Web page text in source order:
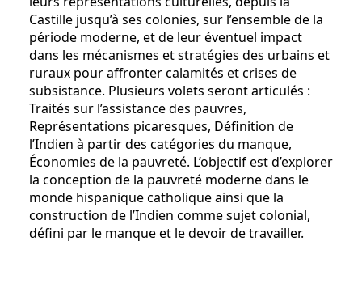
Castille jusqu’à ses colonies, sur l’ensemble de la
période moderne, et de leur éventuel impact
dans les mécanismes et stratégies des urbains et
ruraux pour affronter calamités et crises de
subsistance. Plusieurs volets seront articulés :
Traités sur l’assistance des pauvres,
Représentations picaresques, Définition de
l’Indien à partir des catégories du manque,
Économies de la pauvreté. L’objectif est d’explorer
la conception de la pauvreté moderne dans le
monde hispanique catholique ainsi que la
construction de l’Indien comme sujet colonial,
défini par le manque et le devoir de travailler.